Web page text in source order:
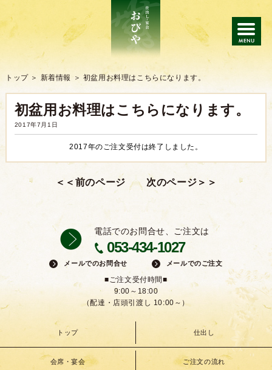
トップ
仕出し
会席・宴会
ご注文の流れ
トップ 新着情報 初盆用お料理はこちらになります。
初盆用お料理はこちらになります。
2017年7月1日
2017年のご注文受付は終了しました。
電話でのお問合せ、ご注文は
053-434-1027
メールでのお問合せ メールでのご注文
■ご注文受付時間■
9:00～18:00
（配達・店頭引渡し 10:00～）
トップ 仕出し
会席・宴会 ご注文の流れ